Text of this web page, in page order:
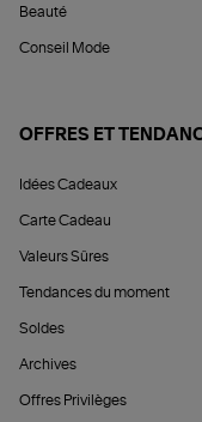
Beauté
Conseil Mode
OFFRES ET
Idées Cadeaux
Carte Cadeau
Valeurs Sûres
Tendances du moment
Soldes
Archives
Offres Privilèges